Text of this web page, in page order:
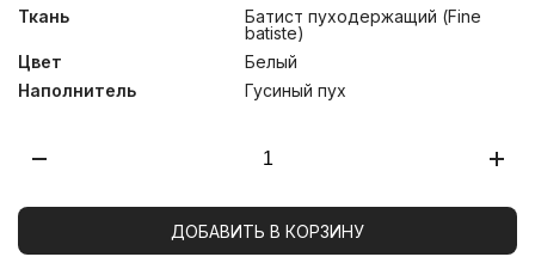
Ткань
Батист пуходержащий (Fine
batiste)
Цвет
Белый
Наполнитель
Гусиный пух
ДОБАВИТЬ В КОРЗИНУ